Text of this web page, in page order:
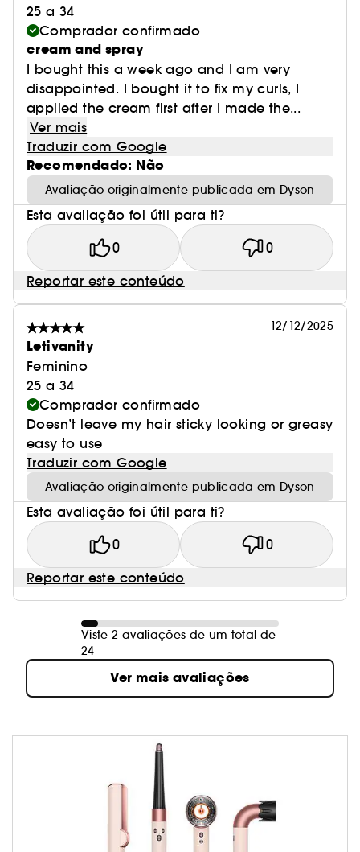
25 a 34
Comprador confirmado
cream and spray
I bought this a week ago and I am very
disappointed. I bought it to fix my curls, I
applied the cream first after I made the...
Ver mais
Traduzir com Google
Recomendado: Não
Avaliação originalmente publicada em Dyson
Esta avaliação foi útil para ti?
0 0
Reportar este conteúdo
12/12/2025
Letivanity
Feminino
25 a 34
Comprador confirmado
Doesn’t leave my hair sticky looking or greasy
easy to use
Traduzir com Google
Avaliação originalmente publicada em Dyson
Esta avaliação foi útil para ti?
0 0
Reportar este conteúdo
Viste 2 avaliações de um total de
24
Ver mais avaliações